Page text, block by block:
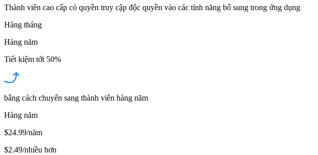
Thành viên cao cấp có quyền truy cập độc quyền vào các tính năng bổ sung trong ứng dụng
Hàng tháng
Hàng năm
Tiết kiệm tới 50%
bằng cách chuyển sang thành viên hàng năm
Hàng năm
$24.99/năm
$2.49/nhiều hơn